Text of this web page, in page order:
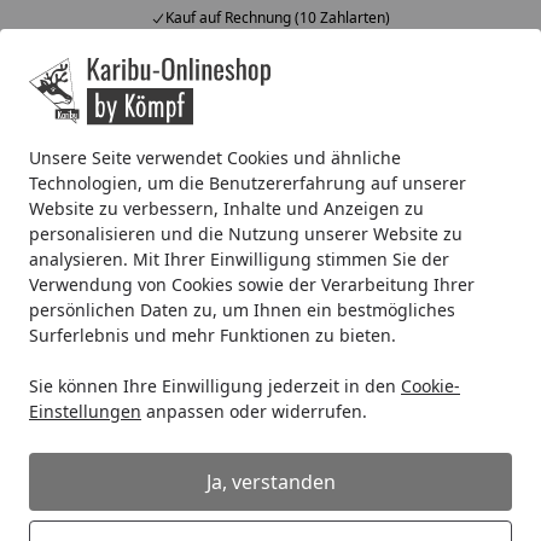
Unsere Seite verwendet Cookies und ähnliche
Technologien, um die Benutzererfahrung auf unserer
Website zu verbessern, Inhalte und Anzeigen zu
personalisieren und die Nutzung unserer Website zu
analysieren. Mit Ihrer Einwilligung stimmen Sie der
Verwendung von Cookies sowie der Verarbeitung Ihrer
persönlichen Daten zu, um Ihnen ein bestmögliches
Surferlebnis und mehr Funktionen zu bieten.
Sie können Ihre Einwilligung jederzeit in den Cookie-
Einstellungen anpassen oder widerrufen.
Ja, verstanden
Kauf auf Rechnung (10 Zahlarten)
Alle Produkte
Mein Konto
Startseite
OSMO Dekorwachs INTENSIV in 10 verschiedenen Farben
OSMO Dekorwachs INTENSIV in 10
verschiedenen Farben
(3 Bewertungen)